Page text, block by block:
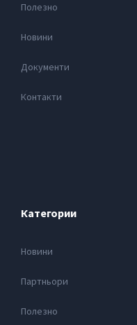
Полезно
Новини
Документи
Контакти
Категории
Новини
Партньори
Полезно